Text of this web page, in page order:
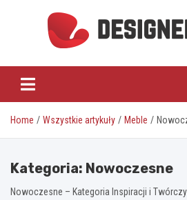
Home Wszystkie artykuły Meble
Kategoria: Nowoczesne
Nowoczesne – Kategoria Inspiracji i